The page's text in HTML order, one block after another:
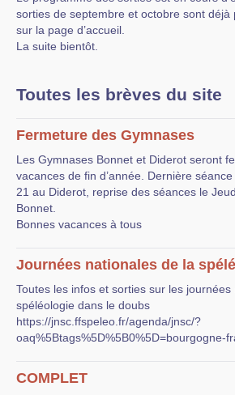
Liens
Nouvelles brèves
Sorties
sorties de septembre et octobre sont déjà
sur la page d’accueil.
La suite bientôt.
Toutes les brèves du site
Fermeture des Gymnases
Les Gymnases Bonnet et Diderot seront
vacances de fin d’année. Dernière
21 au Diderot, reprise des séances le
Bonnet.
Bonnes vacances à tous
Journées nationales de la
Toutes les infos et sorties sur les journées
spéléologie dans le doubs
https://jnsc.ffspeleo.fr/agenda/jnsc/?
oaq%5Btags%5D%5B0%5D=bourgogne-
COMPLET